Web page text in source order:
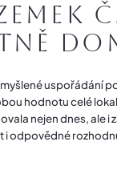
uspořádání
hodnotu celé
nejen dnes, ale i
i odpovědné